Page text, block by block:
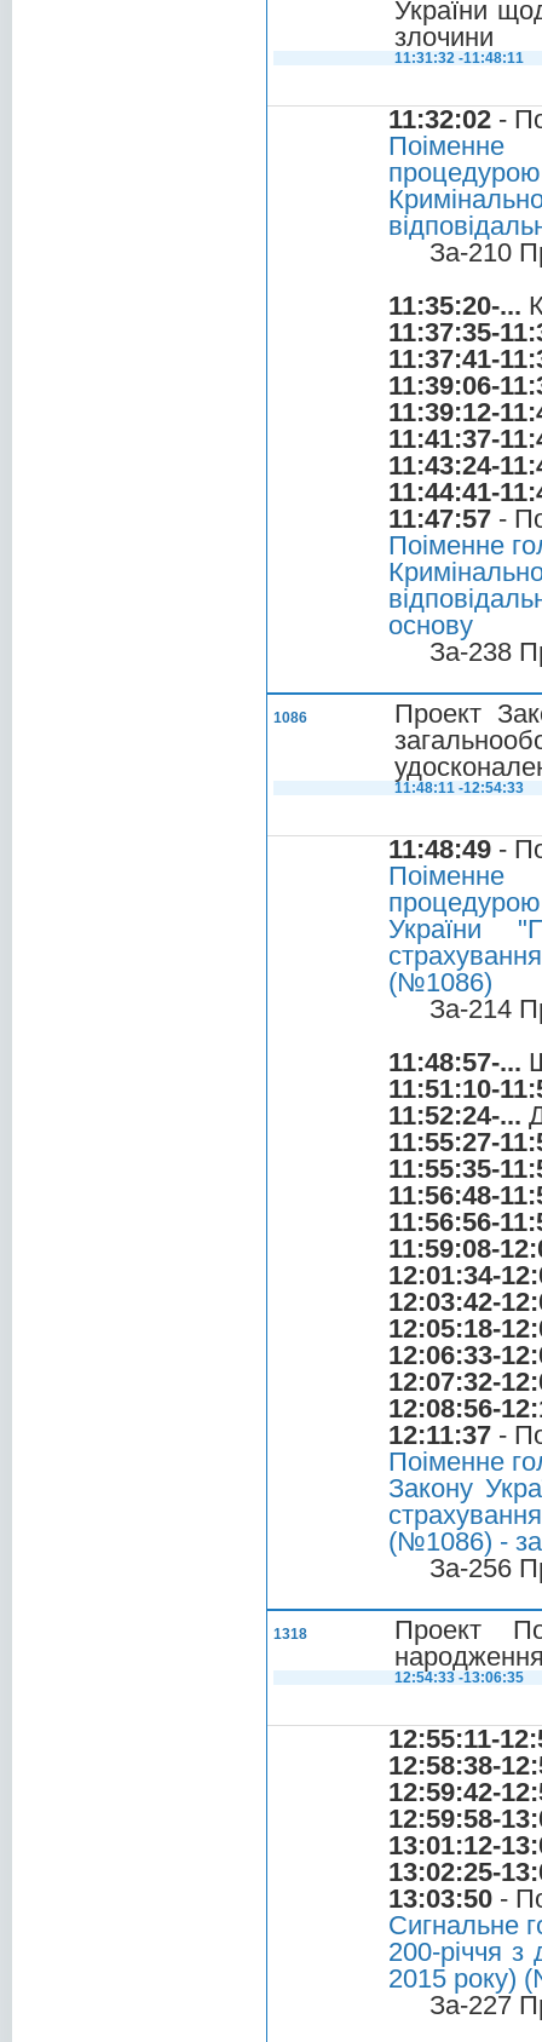
України
злочини
11:31:32 -11:48:11
11:32:02 -
Поіменне
За-210
11:35:20-...
11:37:35-
11:37:41-
11:39:06-
11:39:12-
11:41:37-
11:43:24-
11:44:41-
11:47:57 -
Поіменне
основу
За-238
1086
Проект
11:48:11 -12:54:33
11:48:49 -
Поіменне
України
(№1086)
За-214
11:48:57-...
11:51:10-
11:52:24-...
11:55:27-
11:55:35-
11:56:48-
11:56:56-
11:59:08-
12:01:34-
12:03:42-
12:05:18-
12:06:33-
12:07:32-
12:08:56-
12:11:37 -
Поіменне
Закону
(№1086) - за
За-256
1318
Проект
12:54:33 -13:06:35
12:55:11-
12:58:38-
12:59:42-
12:59:58-
13:01:12-
13:02:25-
13:03:50 -
Сигнальне
200-річчя
2015 року)
За-227